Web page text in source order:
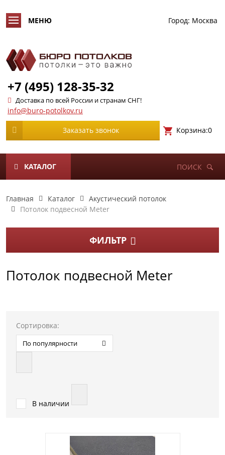
Город: Москва
+7 (495) 128-35-32
Доставка по всей России и странам СНГ!
info@buro-potolkov.ru
Заказать звонок Корзина:0
КАТАЛОГ ПОИСК
Главная Каталог
Акустический потолок
Потолок подвесной Meter
ФИЛЬТР
Потолок подвесной Meter
Сортировка:
По популярности
В наличии